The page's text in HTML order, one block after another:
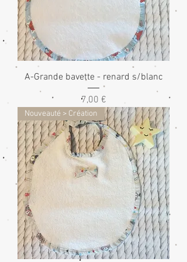
A-Grande bavette - renard s/blanc
Prix
7,00 €
Nouveauté > Création